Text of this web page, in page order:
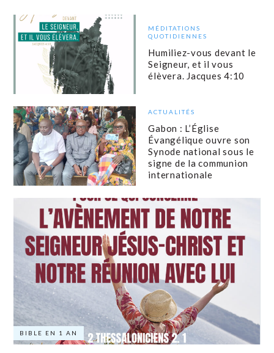
MÉDITATIONS
QUOTIDIENNES
Humiliez-vous devant le
Seigneur, et il vous
élèvera. Jacques 4:10
ACTUALITÉS
Gabon : L’Église
Évangélique ouvre son
Synode national sous le
signe de la communion
internationale
BIBLE EN 1 AN